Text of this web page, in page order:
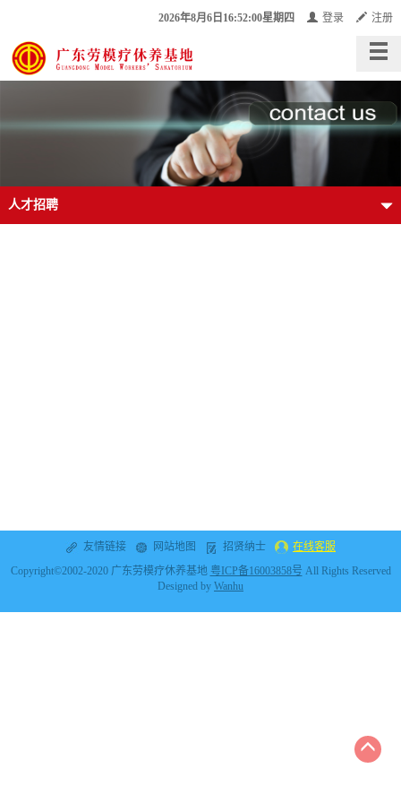
2026年8月6日16:52:00星期四 登录 注册
人才招聘
友情链接 网站地图 招贤纳士
在线客服
Copyright©2002-2020 广东劳模疗休养基地 粤ICP备16003858号 All Rights Reserved
Designed by Wanhu